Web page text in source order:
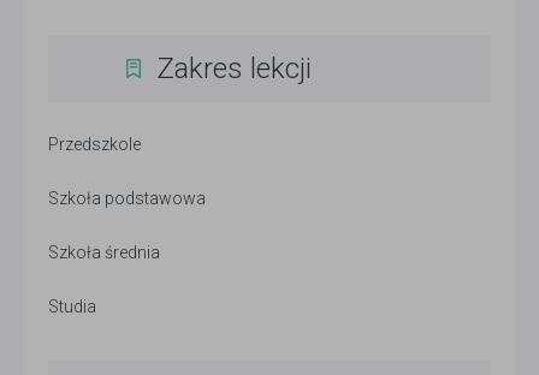
Zakres lekcji
Przedszkole
Szkoła podstawowa
Szkoła średnia
Studia